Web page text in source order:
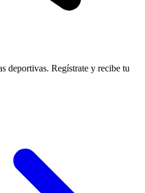
deportivas. Regístrate y recibe tu